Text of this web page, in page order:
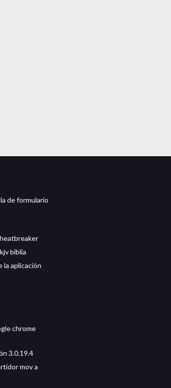
de formulario
biblia
la aplicación
chrome
3.0.19.4
mov a